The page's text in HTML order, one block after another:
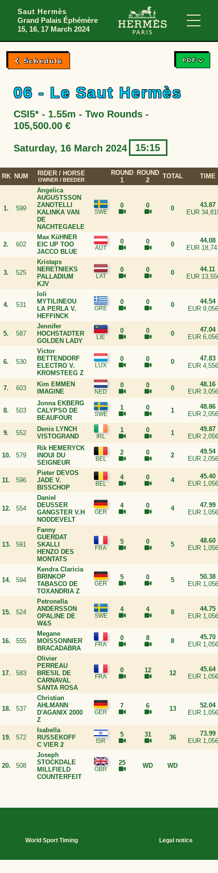
Saut Hermès
Grand Palais Éphémère
15, 16, 17 March 2024
Schedule PDF
06 - Le Saut Hermès
CSI5* - 1.55m - Two Rounds -
105,500.00 €
Saturday, 16 March 2024 15:15
RK NUM RIDER/ HORSE
OWNER / BEEDER
ROUND
1
ROUND
2
TOTAL TIME
1. 599
Angelica
AUGUSTSSON
ZANOTELLI
KALINKA VAN
DE
NACHTEGAELE
0 0 0
43.87
EUR
2. 602
Max KüHNER
EIC UP TOO
JACCO BLUE
0 0 0
44.08
EUR
3. 525
Kristaps
NERETNIEKS
PALLADIUM
KJV
0 0 0
44.11
EUR
4. 531
Ioli
MYTILINEOU
LA PERLA V.
HEFFINCK
0 0 0
44.54
EUR
5. 587
Jennifer
HOCHSTADTER
GOLDEN LADY
0 0 0
47.04
EUR
6. 530
Victor
BETTENDORF
ELECTRO V.
KROMSTEEG Z
0 0 0
47.83
EUR
7. 603
Kim EMMEN
IMAGINE
0 0 0
48.16
EUR
8. 503
Jonna EKBERG
CALYPSO DE
BEAUFOUR
1 0 1
48.86
EUR
9. 552
Denis LYNCH
VISTOGRAND
1 0 1
49.87
EUR
10. 579
Rik HEMERYCK
INOUI DU
SEIGNEUR
2 0 2
49.54
EUR
11. 596
Pieter DEVOS
JADE V.
BISSCHOP
4 0 4
45.40
EUR
12. 554
Daniel
DEUSSER
GANGSTER V.H
NODDEVELT
4 0 4
47.99
EUR
13. 591
Fanny
GUERDAT
SKALLI
HENZO DES
MONTATS
5 0 5
48.60
EUR
14. 594
Kendra Claricia
BRINKOP
TABASCO DE
TOXANDRIA Z
5 0 5
50.38
EUR
15. 524
Petronella
ANDERSSON
OPALINE DE
W&S
4 4 8
44.75
EUR
16. 555
Megane
MOISSONNIER
BRACADABRA
0 8 8
45.70
EUR
17. 583
Olivier
PERREAU
BRESIL DE
CARNAVAL
SANTA ROSA
0 12 12
45.64
EUR
18. 537
Christian
AHLMANN
D'AGANIX 2000
Z
7 6 13
52.04
EUR
19. 572
Isabella
RUSSEKOFF
C VIER 2
5 31 36
73.99
EUR
20. 508
Joseph
STOCKDALE
MILLFIELD
COUNTERFEIT
25 WD WD
World Sport Timing Legal notice